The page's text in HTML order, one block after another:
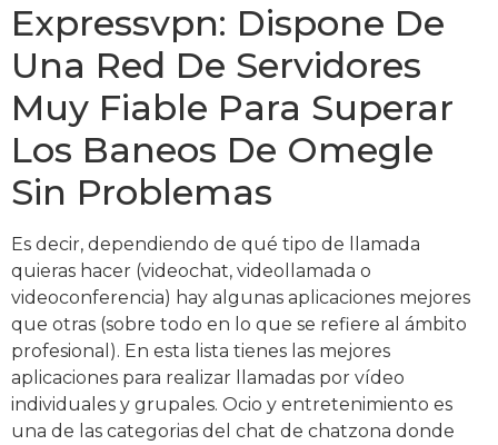
Expressvpn: Dispone De
Una Red De Servidores
Muy Fiable Para Superar
Los Baneos De Omegle
Sin Problemas
Es decir, dependiendo de qué tipo de llamada
quieras hacer (videochat, videollamada o
videoconferencia) hay algunas aplicaciones mejores
que otras (sobre todo en lo que se refiere al ámbito
profesional). En esta lista tienes las mejores
aplicaciones para realizar llamadas por vídeo
individuales y grupales. Ocio y entretenimiento es
una de las categorias del chat de chatzona donde